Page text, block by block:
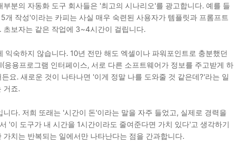
분의 자동화 도구 회사들은 '최고의 시나리오'를 광고합니다. 예를 들
개 작성'이라는 카피는 사실 매우 숙련된 사용자가 템플릿과 프롬프트
초보자는 같은 작업에 3~4시간이 걸립니다.
익숙하지 않습니다. 10년 전만 해도 엑셀이나 파워포인트로 충분했던
응용프로그램 인터페이스, 서로 다른 소프트웨어가 정보를 주고받게 하
요. 새로운 것이 나타나면 '이게 정말 나를 도와줄 것 같은데?'라는 일
거죠.
다. 저희 또래는 '시간이 돈'이라는 말을 자주 들었고, 실제로 경력을
'이 도구가 내 시간을 1시간이라도 줄여준다면 가치 있다'고 생각하기
치는 반복되는 일에서만 나타난다는 점을 간과합니다.